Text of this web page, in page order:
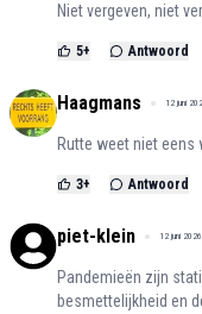
Niet vergeven, niet
5+ Antwoord
Haagmans 12 juni
Rutte weet niet
3+ Antwoord
piet-klein 12 juni
Pandemieën zijn
besmettelijkheid en